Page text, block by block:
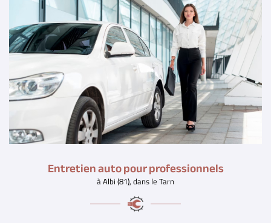
Entretien autopour professionnels
à Albi (81), dans le Tarn